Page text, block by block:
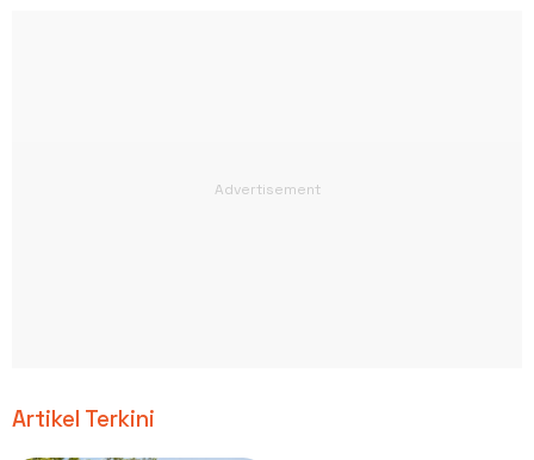
Artikel Terkini